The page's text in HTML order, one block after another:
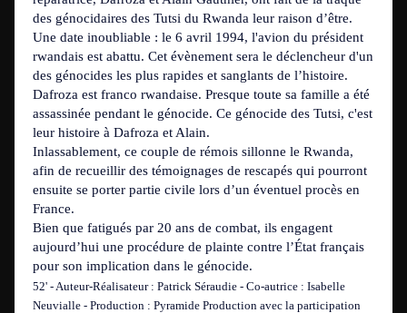
des génocidaires des Tutsi du Rwanda leur raison d’être.
Une date inoubliable : le 6 avril 1994, l'avion du président
rwandais est abattu. Cet évènement sera le déclencheur d'un
des génocides les plus rapides et sanglants de l’histoire.
Dafroza est franco rwandaise. Presque toute sa famille a été
assassinée pendant le génocide. Ce génocide des Tutsi, c'est
leur histoire à Dafroza et Alain.
Inlassablement, ce couple de rémois sillonne le Rwanda,
afin de recueillir des témoignages de rescapés qui pourront
ensuite se porter partie civile lors d’un éventuel procès en
France.
Bien que fatigués par 20 ans de combat, ils engagent
aujourd’hui une procédure de plainte contre l’État français
pour son implication dans le génocide.
52' - Auteur-Réalisateur : Patrick Séraudie - Co-autrice : Isabelle
Neuvialle - Production : Pyramide Production avec la participation